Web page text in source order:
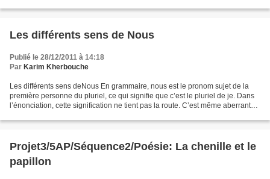
Les différents sens de Nous
Publié le 28/12/2011 à 14:18
Par Karim Kherbouche
Les différents sens deNous En grammaire, nous est le pronom sujet de la
première personne du pluriel, ce qui signifie que c’est le pluriel de je. Dans
l’énonciation, cette signification ne tient pas la route. C’est même aberrant
Projet3/5AP/Séquence2/Poésie: La chenille et le
papillon